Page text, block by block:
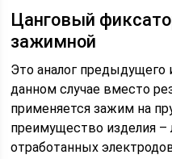
Цанговый
зажимной
Это аналог предыдущего
данном случае вместо
применяется зажим на
преимущество изделия –
отработанных